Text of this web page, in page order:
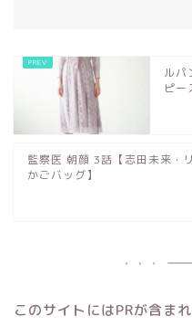
ルパ
ピー
監察医 朝顔 3話【志田未来・
かごバッグ】
このサイトにはPRが含ま